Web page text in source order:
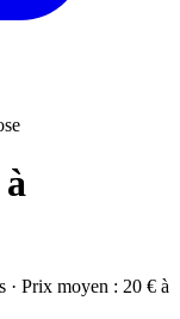
· Prix moyen : 20 € à